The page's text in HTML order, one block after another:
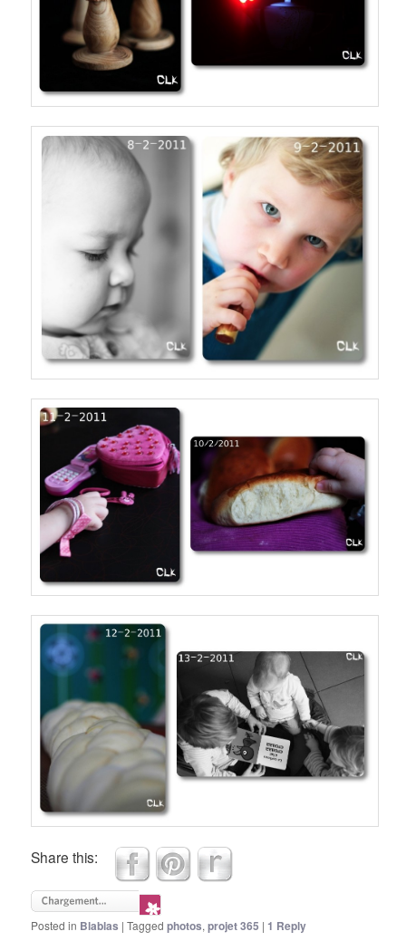
Share this:
Posted in Blablas |Tagged photos,projet 365 | 1 Reply